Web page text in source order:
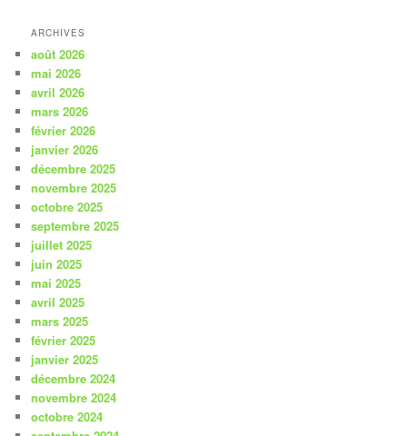
ARCHIVES
août 2026
mai 2026
avril 2026
mars 2026
février 2026
janvier 2026
décembre 2025
novembre 2025
octobre 2025
septembre 2025
juillet 2025
juin 2025
mai 2025
avril 2025
mars 2025
février 2025
janvier 2025
décembre 2024
novembre 2024
octobre 2024